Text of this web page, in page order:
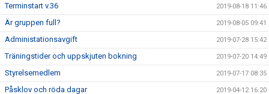
Terminstart v.36 2019-08-18 11:46
Är gruppen full? 2019-08-05 09:41
Administationsavgift 2019-07-28 15:42
Träningstider och uppskjuten bokning 2019-07-20 14:49
Styrelsemedlem 2019-07-17 08:35
Påsklov och röda dagar 2019-04-12 16:20